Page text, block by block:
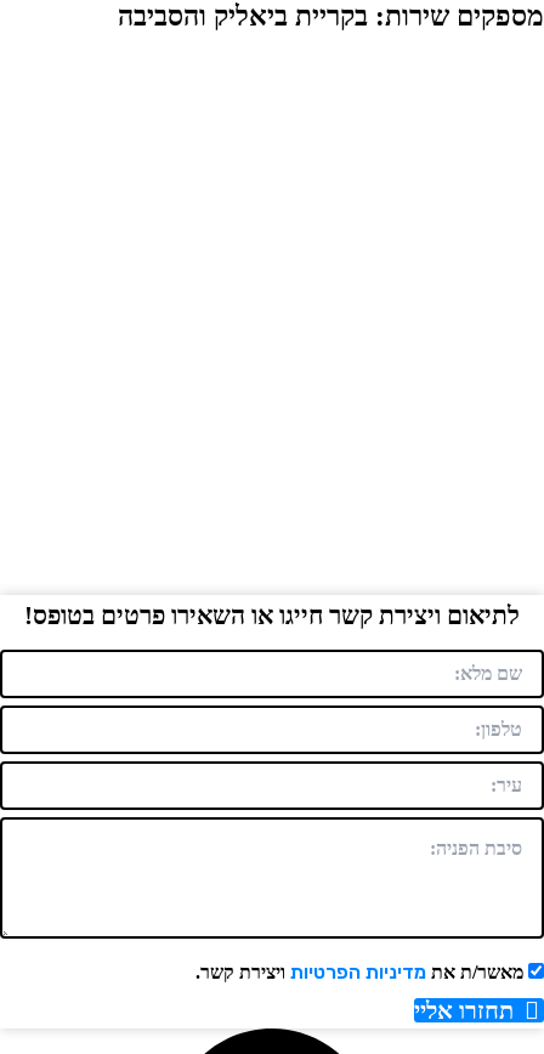
שירות: בקריית ביאליק והסביבה
לתיאום ויצירת קשר חייגו או השאירו פרטים בטופס!
מאשר/ת אתמדיניות הפרטיותויצירת קשר.
תחזרו אליי